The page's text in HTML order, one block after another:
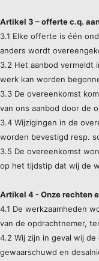
Artikel 3 – offerte c.q.
3.1 Elke offerte is één
anders wordt
3.2 Het aanbod vermeldt
werk kan worden
3.3 De overeenkomst
van ons aanbod door de
3.4 Wijzigingen in de
worden bevestigd resp.
3.5 De overeenkomst
op het tijdstip dat wij de
Artikel 4 - Onze rechten
4.1 De werkzaamheden
van de opdrachtnemer,
4.2 Wij zijn in geval wij
gewaarschuwd en